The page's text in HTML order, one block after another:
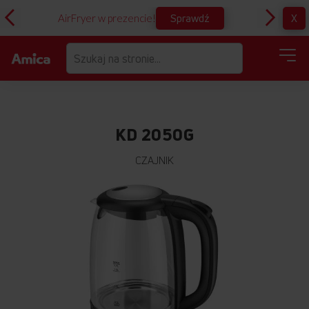
AirFryer w prezencie! Sprawdź X
KD 2050G
CZAJNIK